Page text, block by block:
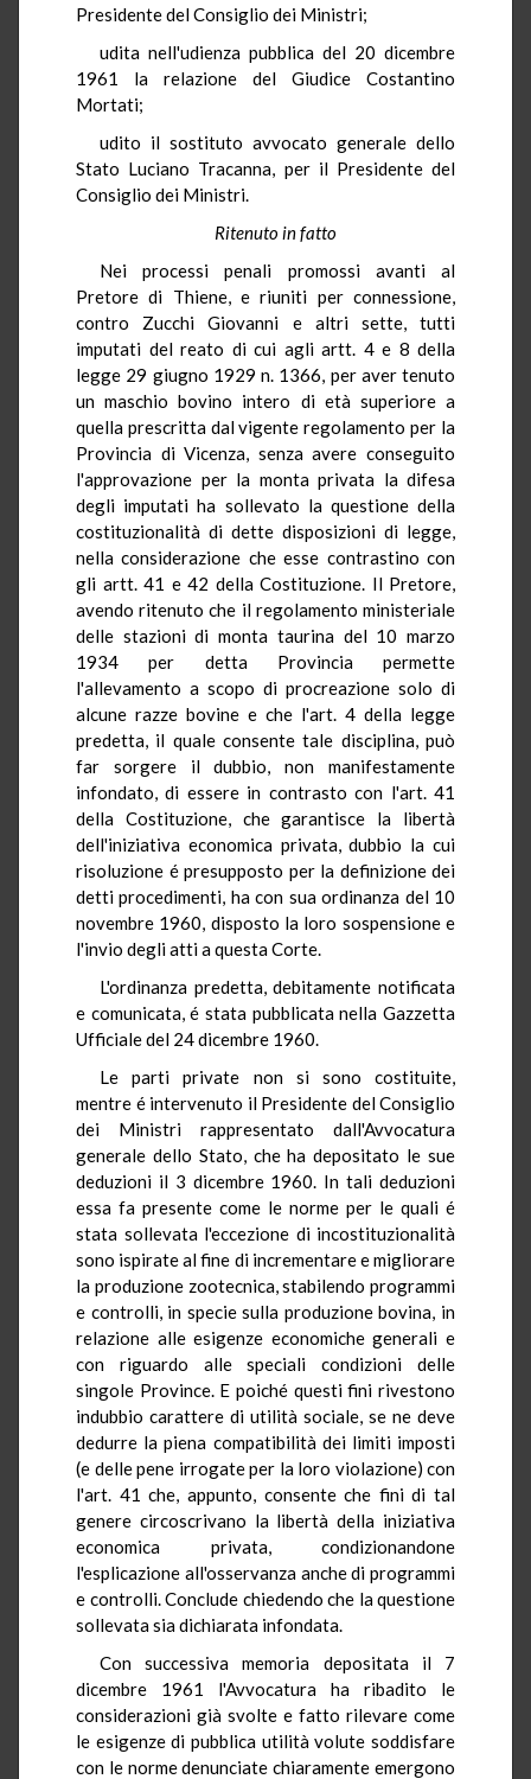
Presidente del Consiglio dei Ministri;
udita nell'udienza pubblica del 20 dicembre
1961 la relazione del Giudice Costantino
Mortati;
udito il sostituto avvocato generale dello
Stato Luciano Tracanna, per il Presidente del
Consiglio dei Ministri.
Ritenuto in fatto
Nei processi penali promossi avanti al
Pretore di Thiene, e riuniti per connessione,
contro Zucchi Giovanni e altri sette, tutti
imputati del reato di cui agli artt. 4 e 8 della
legge 29 giugno 1929 n. 1366, per aver tenuto
un maschio bovino intero di età superiore a
quella prescritta dal vigente regolamento per la
Provincia di Vicenza, senza avere conseguito
l'approvazione per la monta privata la difesa
degli imputati ha sollevato la questione della
costituzionalità di dette disposizioni di legge,
nella considerazione che esse contrastino con
gli artt. 41 e 42 della Costituzione. Il Pretore,
avendo ritenuto che il regolamento ministeriale
delle stazioni di monta taurina del 10 marzo
1934 per detta Provincia permette
l'allevamento a scopo di procreazione solo di
alcune razze bovine e che l'art. 4 della legge
predetta, il quale consente tale disciplina, può
far sorgere il dubbio, non manifestamente
infondato, di essere in contrasto con l'art. 41
della Costituzione, che garantisce la libertà
dell'iniziativa economica privata, dubbio la cui
risoluzione é presupposto per la definizione dei
detti procedimenti, ha con sua ordinanza del 10
novembre 1960, disposto la loro sospensione e
l'invio degli atti a questa Corte.
L'ordinanza predetta, debitamente notificata
e comunicata, é stata pubblicata nella Gazzetta
Ufficiale del 24 dicembre 1960.
Le parti private non si sono costituite,
mentre é intervenuto il Presidente del Consiglio
dei Ministri rappresentato dall'Avvocatura
generale dello Stato, che ha depositato le sue
deduzioni il 3 dicembre 1960. In tali deduzioni
essa fa presente come le norme per le quali é
stata sollevata l'eccezione di incostituzionalità
sono ispirate al fine di incrementare e migliorare
la produzione zootecnica, stabilendo programmi
e controlli, in specie sulla produzione bovina, in
relazione alle esigenze economiche generali e
con riguardo alle speciali condizioni delle
singole Province. E poiché questi fini rivestono
indubbio carattere di utilità sociale, se ne deve
dedurre la piena compatibilità dei limiti imposti
(e delle pene irrogate per la loro violazione) con
l'art. 41 che, appunto, consente che fini di tal
genere circoscrivano la libertà della iniziativa
economica privata, condizionandone
l'esplicazione all'osservanza anche di programmi
e controlli. Conclude chiedendo che la questione
sollevata sia dichiarata infondata.
Con successiva memoria depositata il 7
dicembre 1961 l'Avvocatura ha ribadito le
considerazioni già svolte e fatto rilevare come
le esigenze di pubblica utilità volute soddisfare
con le norme denunciate chiaramente emergono